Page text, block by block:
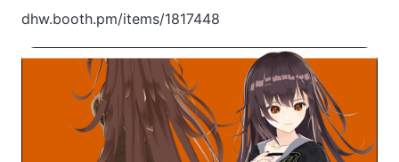
dhw.booth.pm/items/1817448